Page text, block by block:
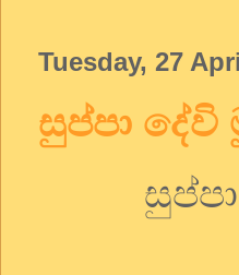
Tuesday, 27
සුප්පා